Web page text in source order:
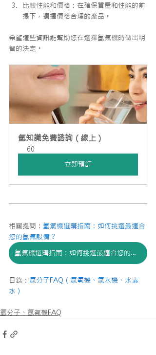
比較性能和價格：在確保質量和性能的前
提下，選擇價格合理的產品。
希望這些資訊能幫助您在選擇氫氣機時做出明
智的決定。
氫知識免費諮詢（線上）
60
立即預訂
相關提問： 氫氣機選購指南：如何挑選最適合
您的氫氣設備？
氫氣機選購指南：如何挑選最適合您的氫氣設備？
目錄： 氫分子FAQ（氫氧機、氫水機、水素
水）
氫分子、氫氣機FAQ